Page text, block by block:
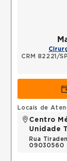
CRM 82221/SP
Locais de
Centro
Unidade
Rua
09030560